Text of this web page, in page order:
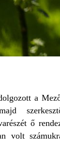
a
ő
volt